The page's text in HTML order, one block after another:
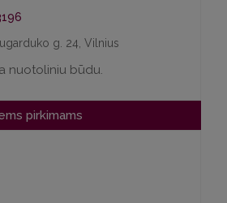
g. 24, Vilnius
nuotoliniu būdu.
pirkimams